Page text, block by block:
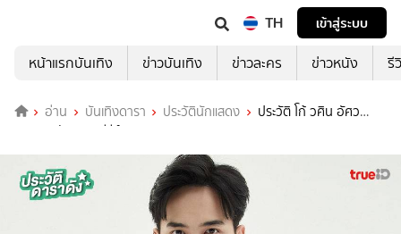
TH
เข้าสู่ระบบ
หน้าแรกบันเทิง
ข่าวบันเทิง ข่าวละคร ข่าวหนัง รี
อ่าน บันเทิงดารา ประวัตินักแสดง
ประวัติ โก้ วศิน อัศว
นฤนาท นักแสดงซีรีส์ TIME หมุนเวลาตาย